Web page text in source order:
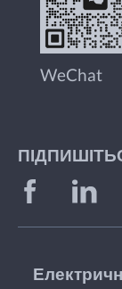
WeChat